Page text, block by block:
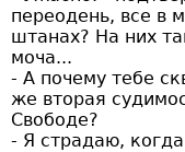
переодень, все в
штанах? На них
моча...
- А почему тебе
же вторая
Свободе?
- Я страдаю,